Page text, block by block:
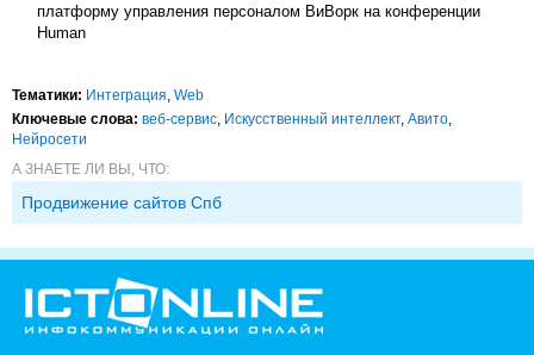
платформу управления персоналом ВиВорк на конференции
Human
Тематики: Интеграция, Web
Ключевые слова: веб-сервис, Искусственный интеллект, Авито,
Нейросети
А ЗНАЕТЕ ЛИ ВЫ, ЧТО:
Продвижение сайтов Спб